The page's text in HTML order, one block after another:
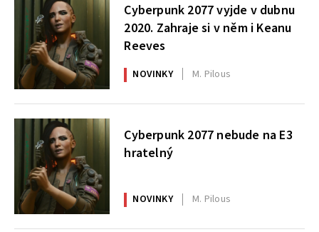
Cyberpunk 2077 vyjde v dubnu
2020. Zahraje si v něm i Keanu
Reeves
NOVINKY M. Pilous
Cyberpunk 2077 nebude na E3
hratelný
NOVINKY M. Pilous